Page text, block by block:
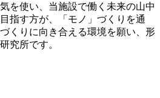
を使い、当施設で働く未来の山中
指す方が、「モノ」づくりを通
くりに向き合える環境を願い、形
究所です。